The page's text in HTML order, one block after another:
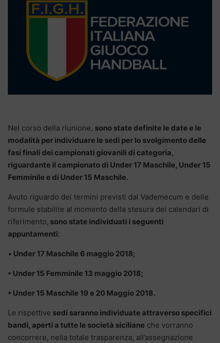
Nel corso della riunione, sono state definite le date e le
modalità per individuare le sedi per lo svolgimento delle
fasi finali dei campionati giovanili di categoria,
riguardante il campionato di Under 17 Maschile, Under 15
Femminile e di Under 15 Maschile.
Avuto riguardo dei termini previsti dal Vademecum e delle
formule stabilite al momento della stesura dei calendari di
riferimento, sono state individuati i seguenti
appuntamenti:
• Under 17 Maschile 6 maggio 2018;
• Under 15 Femminile 13 maggio 2018;
• Under 15 Maschile 19 e 20 Maggio 2018.
Le rispettive sedi saranno individuate attraverso specifici
bandi, aperti a tutte le società siciliane che vorranno
concorrere, nella totale trasparenza, all’assegnazione